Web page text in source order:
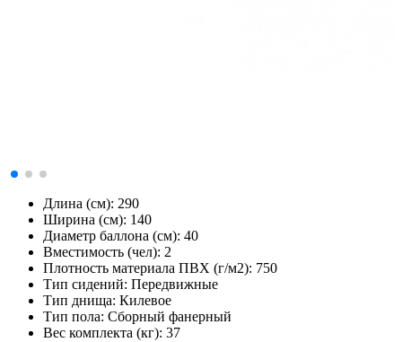
Длина (см): 290
Ширина (см): 140
Диаметр баллона (см): 40
Вместимость (чел): 2
Плотность материала ПВХ (г/м2): 750
Тип сидений: Передвижные
Тип днища: Килевое
Тип пола: Сборный фанерный
Вес комплекта (кг): 37